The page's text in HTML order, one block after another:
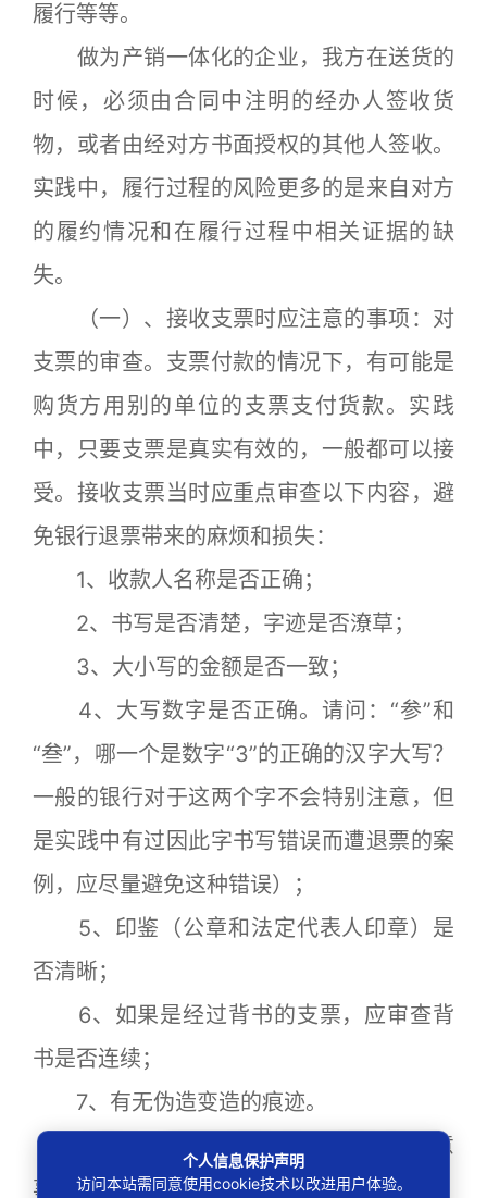
履行等等。
做为产销一体化的企业，我方在送货的
时候，必须由合同中注明的经办人签收货
物，或者由经对方书面授权的其他人签收。
实践中，履行过程的风险更多的是来自对方
的履约情况和在履行过程中相关证据的缺
失。
（一）、接收支票时应注意的事项：对
支票的审查。支票付款的情况下，有可能是
购货方用别的单位的支票支付货款。实践
中，只要支票是真实有效的，一般都可以接
受。接收支票当时应重点审查以下内容，避
免银行退票带来的麻烦和损失：
1、收款人名称是否正确；
2、书写是否清楚，字迹是否潦草；
3、大小写的金额是否一致；
4、大写数字是否正确。请问：“参”和
“叁”，哪一个是数字“3”的正确的汉字大写？
一般的银行对于这两个字不会特别注意，但
是实践中有过因此字书写错误而遭退票的案
例，应尽量避免这种错误）；
5、印鉴（公章和法定代表人印章）是
否清晰；
6、如果是经过背书的支票，应审查背
书是否连续；
7、有无伪造变造的痕迹。
（二）、出具收据和接收收据时的注意
事项：
个人信息保护声明
访问本站需同意使用cookie技术以改进用户体验。